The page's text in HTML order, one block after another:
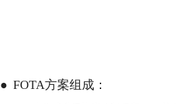
● FOTA方案组成：